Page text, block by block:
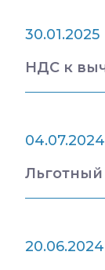
30.01.2025
НДС к
04.07.2024
20.06.2024